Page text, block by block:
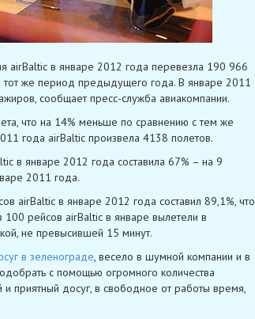
airBaltic в январе 2012 года перевезла 190 966
тот же период предыдущего года. В январе 2011
сообщает пресс-служба авиакомпании.
что на 14% меньше по сравнению с тем же
года airBaltic произвела 4138 полетов.
в январе 2012 года составила 67% – на 9
2011 года.
airBaltic в январе 2012 года составил 89,1%, что
рейсов airBaltic в январе вылетели в
не превысившей 15 минут.
в зеленограде , весело в шумной компании и в
с помощью огромного количества
приятный досуг, в свободное от работы время,